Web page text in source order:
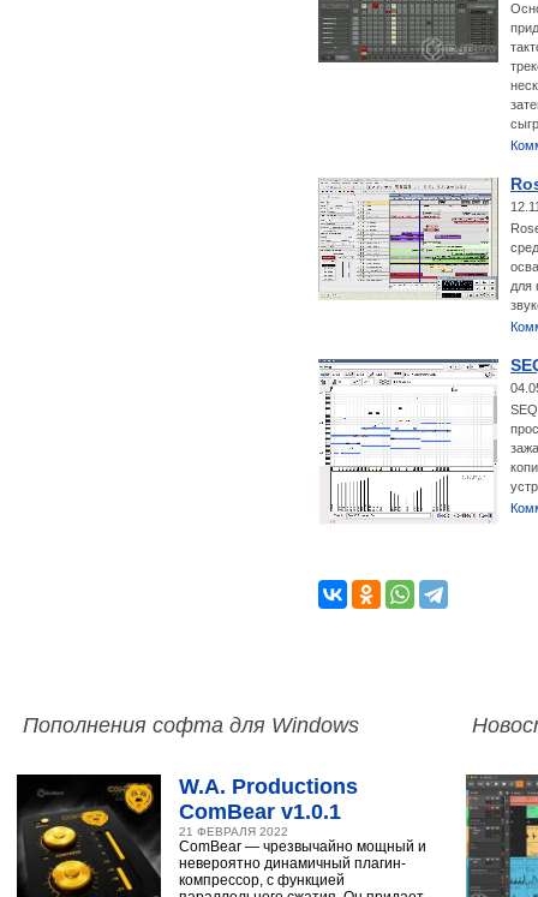
для
Пополнения софта для Windows
W.A. Productions
ComBear v1.0.1
21 ФЕВРАЛЯ 2022
ComBear — чрезвычайно мощный и
невероятно динамичный плагин-
компрессор, с функцией